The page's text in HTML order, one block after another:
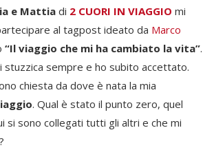
e Mattiadi 2 CUORI IN VIAGGIO mi
al tagpost ideato da Marco
“Il viaggio che mi ha cambiato la vita”.
stuzzica sempre e ho subito accettato.
chiesta da dove è nata la mia
. Qual è stato il punto zero, quel
si sono collegati tutti gli altri e che mi